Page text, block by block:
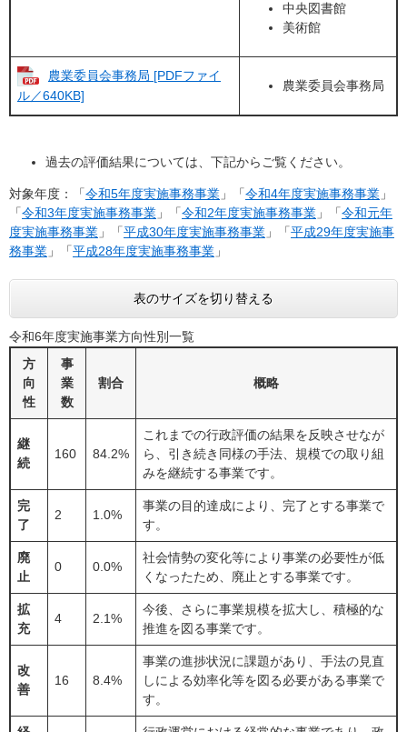
中央図書館
美術館
農業委員会事務局 [PDFファイ
ル／640KB]
農業委員会事務局
過去の評価結果については、下記からご覧ください。
対象年度：「令和5年度実施事務事業 」「令和4年度実施事務事業 」
「令和3年度実施事務事業 」「令和2年度実施事務事業 」「令和元年
度実施事務事業 」「平成30年度実施事務事業 」「平成29年度実施事
務事業 」「平成28年度実施事務事業 」
表のサイズを切り替える
令和6年度実施事業方向性別一覧
方
向
性
事
業
数
割合 概略
継
続
160 84.2%
これまでの行政評価の結果を反映させなが
ら、引き続き同様の手法、規模での取り組
みを継続する事業です。
完
了
2 1.0%
事業の目的達成により、完了とする事業で
す。
廃
止
0 0.0%
社会情勢の変化等により事業の必要性が低
くなったため、廃止とする事業です。
拡
充
4 2.1%
今後、さらに事業規模を拡大し、積極的な
推進を図る事業です。
改
善
16 8.4%
事業の進捗状況に課題があり、手法の見直
しによる効率化等を図る必要がある事業で
す。